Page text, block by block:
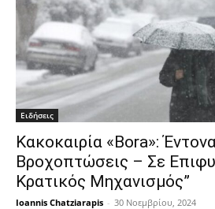
Ειδήσεις
Κακοκαιρία «Bora»:
Βροχοπτώσεις – Σε
Κρατικός Μηχανισμός”
Ioannis Chatziarapis - 30 Νοεμβρίου, 2024